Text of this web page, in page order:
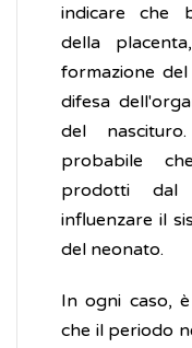
indicare che
della
formazione
difesa
del
probabile
prodotti dal
influenzare il
del neonato.
In ogni caso,
che il periodo